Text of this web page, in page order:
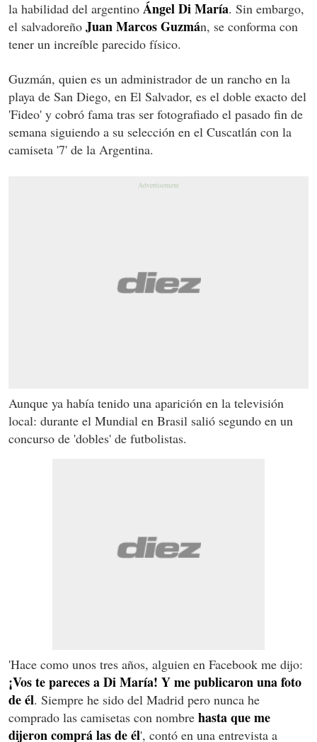
la habilidad del argentino Ángel Di María. Sin embargo,
el salvadoreño Juan Marcos Guzmán, se conforma con
tener un increíble parecido físico.
Guzmán, quien es un administrador de un rancho en la
playa de San Diego, en El Salvador, es el doble exacto del
'Fideo' y cobró fama tras ser fotografiado el pasado fin de
semana siguiendo a su selección en el Cuscatlán con la
camiseta '7' de la Argentina.
Aunque ya había tenido una aparición en la televisión
local: durante el Mundial en Brasil salió segundo en un
concurso de 'dobles' de futbolistas.
'Hace como unos tres años, alguien en Facebook me dijo:
¡Vos te pareces a Di María! Y me publicaron una foto
de él. Siempre he sido del Madrid pero nunca he
comprado las camisetas con nombre hasta que me
dijeron comprá las de él', contó en una entrevista a